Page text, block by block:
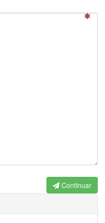
Continuar